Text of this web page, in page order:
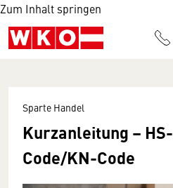
Zum Inhalt springen
Sparte Handel
Kurzanleitung – HS-
Code/KN-Code